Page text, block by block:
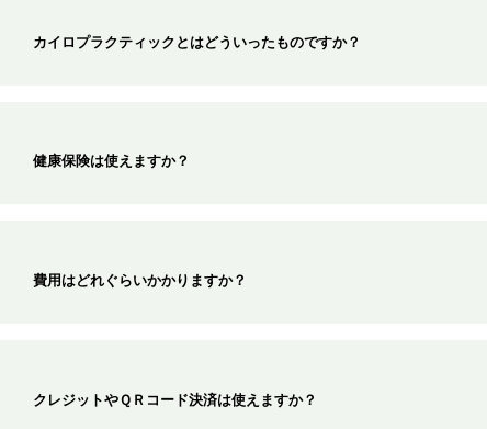
カイロプラクティックとはどういったものですか？
健康保険は使えますか？
費用はどれぐらいかかりますか？
クレジットやＱＲコード決済は使えますか？